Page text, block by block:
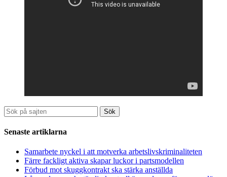
Sök
Senaste artiklarna
Samarbete nyckel i att motverka arbetslivskriminaliteten
Färre fackligt aktiva skapar luckor i partsmodellen
Förbud mot skuggkontrakt ska stärka anställda